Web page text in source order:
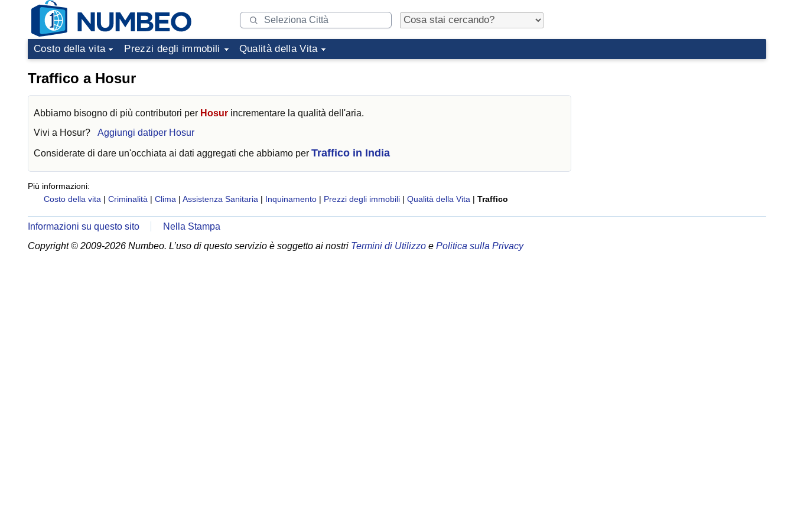
Costo della vita Prezzi degli immobili Qualità della Vita
Traffico a Hosur
Abbiamo bisogno di più contributori per Hosur incrementare la qualità dell'aria.
Vivi a Hosur? Aggiungi datiper Hosur
Considerate di dare un'occhiata ai dati aggregati che abbiamo per Traffico in India
Più informazioni:
Costo della vita | Criminalità | Clima | Assistenza Sanitaria | Inquinamento | Prezzi degli immobili | Qualità della Vita | Traffico
Informazioni su questo sito
Nella Stampa
Copyright © 2009-2026 Numbeo. L’uso di questo servizio è soggetto ai nostri Termini di Utilizzo e Politica sulla Privacy